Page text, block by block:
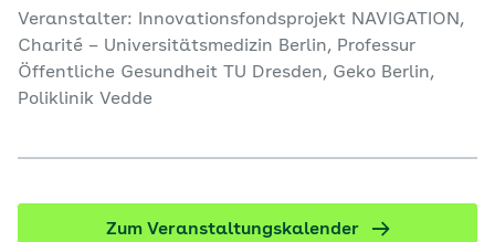
Primärversorgungszentren, die medizinische,
psychologische und soziale Unterstützung unter
einem Dach vereinen. Die lokalen Zentren arbeiten
interprofessionell und richten ihr Angebot
Veranstalter: Innovationsfondsprojekt NAVIGATION,
Charité – Universitätsmedizin Berlin, Professur
Öffentliche Gesundheit TU Dresden, Geko Berlin,
Poliklinik Vedde
Zum Veranstaltungskalender